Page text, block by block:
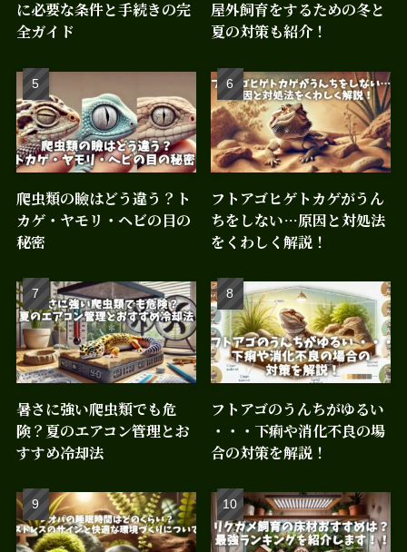
に必要な条件と手続きの完
全ガイド
屋外飼育をするための冬と
夏の対策も紹介！
爬虫類の瞼はどう違う？ト
カゲ・ヤモリ・ヘビの目の
秘密
フトアゴヒゲトカゲがうん
ちをしない…原因と対処法
をくわしく解説！
暑さに強い爬虫類でも危
険？夏のエアコン管理とお
すすめ冷却法
フトアゴのうんちがゆるい
・・・下痢や消化不良の場
合の対策を解説！